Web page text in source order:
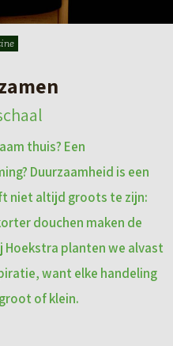
thuis? Een
Duurzaamheid is een
niet altijd groots te zijn:
douchen maken de
Hoekstra planten we alvast
want elke handeling
of klein.